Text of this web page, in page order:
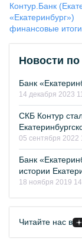
Контур.Банк
«Екатеринбург»)
финансовые итоги
Новости по
Банк
14 декабря 2023
СКБ Контур
05 сентября 2022
Банк
истории
18 ноября 2019
Читайте нас в